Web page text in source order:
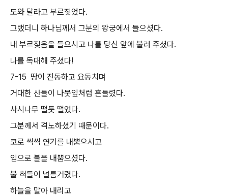
도와 달라고 부르짖었다.
그랬더니 하나님께서 그분의 왕궁에서 들으셨다.
내 부르짖음을 들으시고 나를 당신 앞에 불러 주셨다.
나를 독대해 주셨다!
7-15 땅이 진동하고 요동치며
거대한 산들이 나뭇잎처럼 흔들렸다.
사시나무 떨듯 떨었다.
그분께서 격노하셨기 때문이다.
코로 씩씩 연기를 내뿜으시고
입으로 불을 내뿜으셨다.
불 혀들이 널름거렸다.
하늘을 말아 내리고